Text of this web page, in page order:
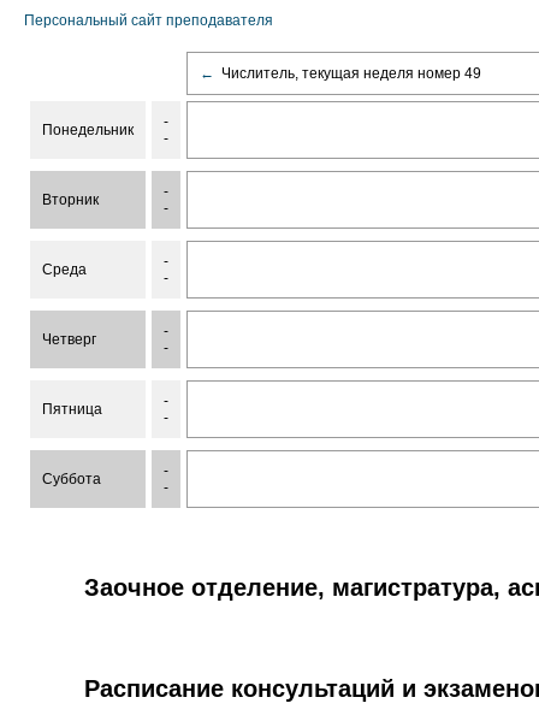
Персональный сайт преподавателя
← Числитель, текущая неделя номер 49
Понедельник
-
-
Вторник
-
-
Среда
-
-
Четверг
-
-
Пятница
-
-
Суббота
-
-
Заочное отделение, магистратура,
Расписание консультаций и